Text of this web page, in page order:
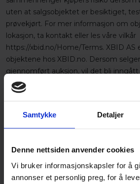
Samtykke Detaljer
Denne nettsiden anvender cookies
Vi bruker informasjonskapsler for å
annonser et personlig preg, for å
uten at salgsobjektet er besiktiget,
prøvekjørt. For mer informasjon om
lokasjon, ta kontakt eller les våre vilkår
https://xbid.no/Home/Terms. XBID AS
objektene hos XBID.no. Dersom
gjennomført auksjon, vil det bli
mellom budgiver (kjøper) og eier av
Objekter som har overskredet frist
Detaljer